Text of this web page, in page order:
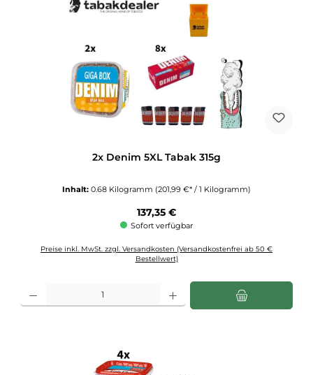
2x Denim 5XL Tabak 315g
Inhalt: 0.68 Kilogramm (201,99 €* / 1 Kilogramm)
Regulärer Preis:
137,35 €
Sofort verfügbar
Preise inkl. MwSt. zzgl. Versandkosten (Versandkostenfrei ab 50 €
Bestellwert)
Produkt Anzahl: Gib den gewünschten Wert ein oder benutze die Schaltflächen